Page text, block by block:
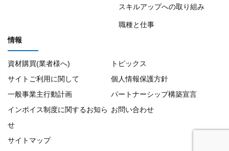
スキルアップへの取り組み
職種と仕事
情報
資材購買(業者様へ)
トピックス
サイトご利用に関して
個人情報保護方針
一般事業主行動計画
パートナーシップ構築宣言
インボイス制度に関するお知ら
せ
お問い合わせ
サイトマップ